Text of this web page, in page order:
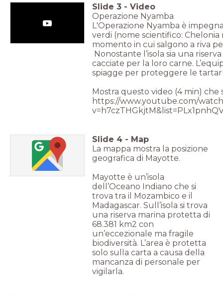
Slide 3 - Video
Operazione Nyamba
L'Operazione Nyamba è
verdi (nome scientifico: Chelonia
momento in cui salgono a riva
Nonostante l’isola sia una
cacciate per la loro carne.
spiagge per proteggere le
Mostra questo video (4 min)
https://www.youtube.com/
Slide 4 - Map
La mappa mostra la posizione
geografica di Mayotte.
Mayotte è un’isola
dell’Oceano Indiano che si
trova tra il Mozambico e il
Madagascar. Sull’isola si trova
una riserva marina protetta di
68.381 km2 con
un’eccezionale ma fragile
biodiversità. L’area è protetta
solo sulla carta a causa della
mancanza di personale per
vigilarla.